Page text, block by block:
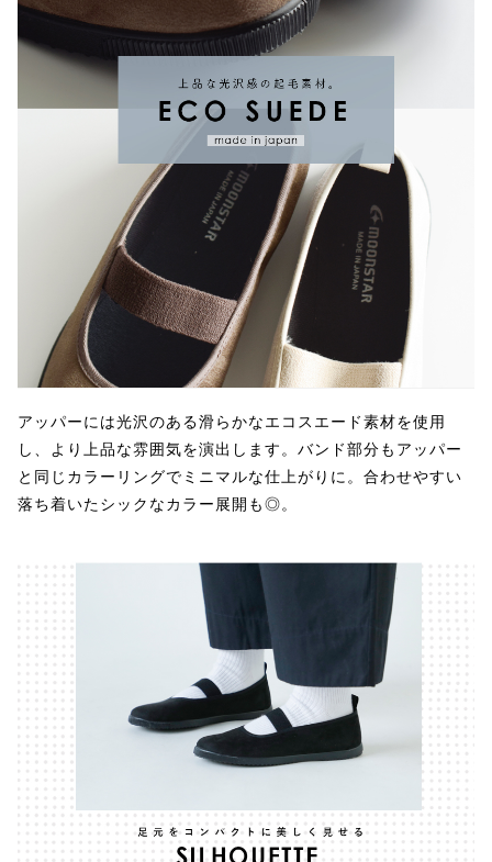
アッパーには光沢のある滑らかなエコスエード素材を使用
し、より上品な雰囲気を演出します。バンド部分もアッパー
と同じカラーリングでミニマルな仕上がりに。合わせやすい
落ち着いたシックなカラー展開も◎。